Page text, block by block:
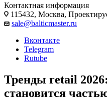
Контактная информация
115432, Москва,
sale@balticmaster.ru
Вконтакте
Telegram
Rutube
Тренды retail
становится